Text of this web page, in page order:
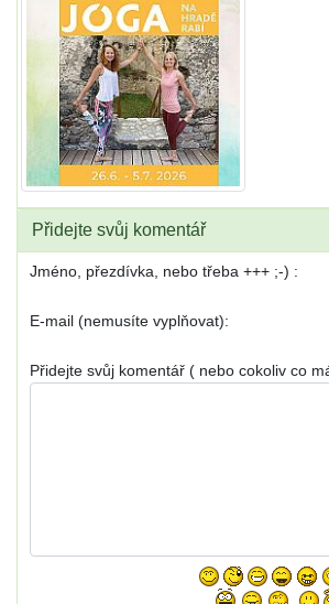
Přidejte svůj komentář
Jméno, přezdívka, nebo třeba +++ ;-) :
E-mail (nemusíte vyplňovat):
Přidejte svůj komentář ( nebo cokoliv co